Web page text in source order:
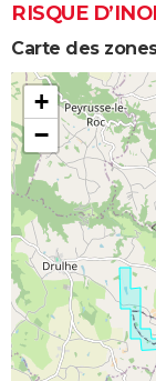
RISQUE
Carte des
+
−